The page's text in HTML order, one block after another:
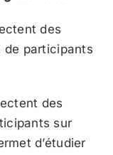
des
de participants
des
sur
d’étudier